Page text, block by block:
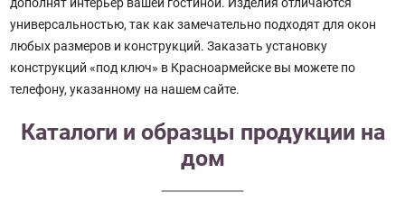
дополнят интерьер вашей гостиной. Изделия отличаются
универсальностью, так как замечательно подходят для окон
любых размеров и конструкций. Заказать установку
конструкций «под ключ» в Красноармейске вы можете по
телефону, указанному на нашем сайте.
Каталоги и образцы продукции на
дом